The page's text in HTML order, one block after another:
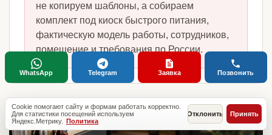
не копируем шаблоны, а собираем
комплект под киоск быстрого питания,
фактическую модель работы, сотрудников,
помещение и требования по России.
Cookie помогают сайту и формам работать корректно.
Для статистики посещений используем
Яндекс.Метрику. Политика
Отклонить Принять
WhatsApp Telegram Заявка Позвонить